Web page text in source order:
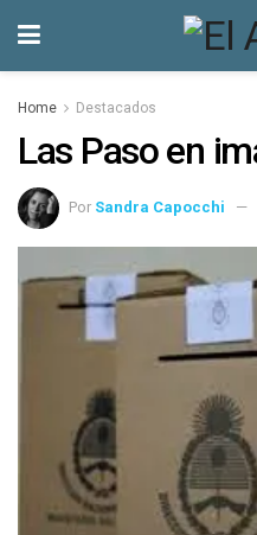
Home Destacados
Las Paso en
Por Sandra Capocchi